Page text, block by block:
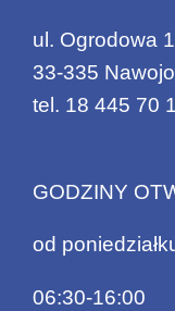
ul. Ogrodowa
33-335
tel. 18 445 70
GODZINY
od
06:30-16:00